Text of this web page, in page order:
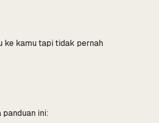
ke kamu tapi tidak pernah
ini: